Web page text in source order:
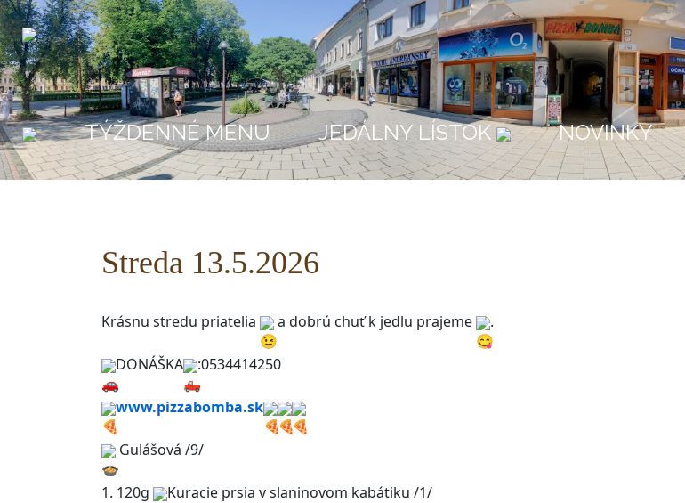
TÝŽDENNÉ MENU JEDÁLNY LÍSTOK NOVINKY
Streda 13.5.2026
Krásnu stredu priatelia a dobrú chuť k jedlu prajeme .
DONÁŠKA :0534414250
www.pizzabomba.sk
Gulášová /9/
1. 120g Kuracie prsia v slaninovom kabátiku /1/